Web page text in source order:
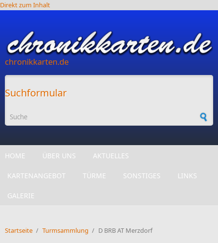
Direkt zum Inhalt
chronikkarten.de
Suchformular
HOME ÜBER UNS AKTUELLES
KARTENANGEBOT TÜRME SONSTIGES LINKS
GALERIE
Startseite / Turmsammlung / D BRB AT Merzdorf